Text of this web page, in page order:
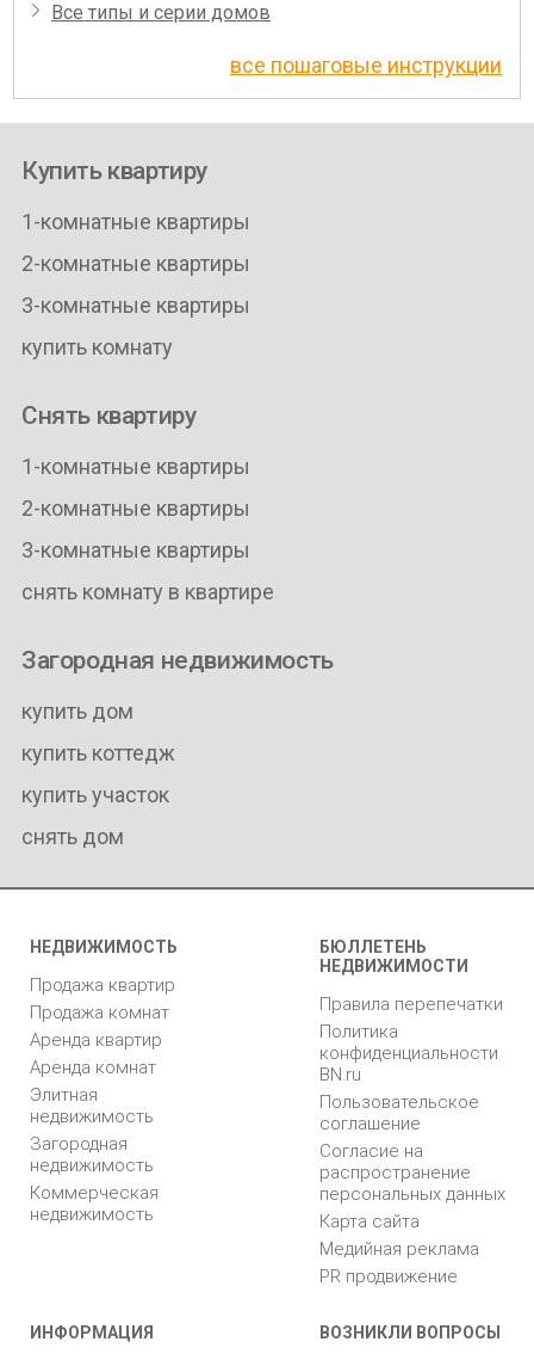
Все типы и серии домов
все пошаговые инструкции
Купить квартиру
1-комнатные квартиры
2-комнатные квартиры
3-комнатные квартиры
купить комнату
Снять квартиру
1-комнатные квартиры
2-комнатные квартиры
3-комнатные квартиры
снять комнату в квартире
Загородная недвижимость
купить дом
купить коттедж
купить участок
снять дом
НЕДВИЖИМОСТЬ
Продажа квартир
Продажа комнат
Аренда квартир
Аренда комнат
Элитная
недвижимость
Загородная
недвижимость
Коммерческая
недвижимость
БЮЛЛЕТЕНЬ
НЕДВИЖИМОСТИ
Правила перепечатки
Политика
конфиденциальности
BN.ru
Пользовательское
соглашение
Согласие на
распространение
персональных данных
Карта сайта
Медийная реклама
PR продвижение
ИНФОРМАЦИЯ ВОЗНИКЛИ ВОПРОСЫ